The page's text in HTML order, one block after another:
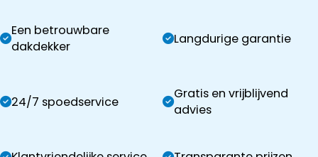
Een betrouwbare
dakdekker
Langdurige garantie
24/7 spoedservice
Gratis en vrijblijvend
advies